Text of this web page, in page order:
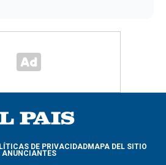
DE PRIVACIDADMAPA DEL SITIO
ANUNCIANTES